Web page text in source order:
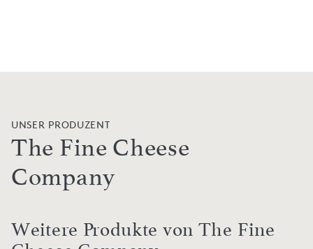
UNSER PRODUZENT
The Fine Cheese
Company
Weitere Produkte von The Fine